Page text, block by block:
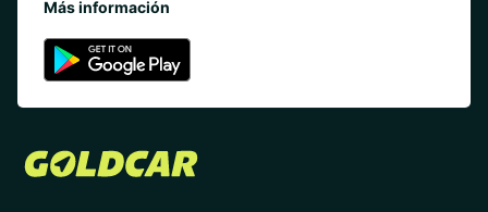
Más información